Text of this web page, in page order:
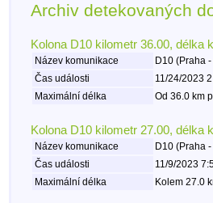
Archiv detekovaných
Kolona D10 kilometr 36.00, délka
Název komunikace
D10 (Praha
Čas události
11/24/2023
Maximální délka
Od 36.0 km
Kolona D10 kilometr 27.00, délka
Název komunikace
D10 (Praha
Čas události
11/9/2023
Maximální délka
Kolem 27.0